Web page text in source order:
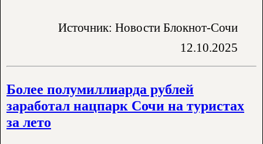
Источник: Новости Блокнот-Сочи
12.10.2025
Более полумиллиарда рублей
заработал нацпарк Сочи на туристах
за лето